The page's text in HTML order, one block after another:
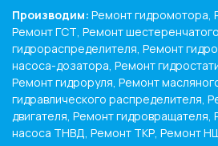
Производим: Ремонт гидромотора,
Ремонт ГСТ, Ремонт
гидрораспределителя, Ремонт
насоса-дозатора, Ремонт
Ремонт гидроруля, Ремонт
гидравлического распределителя,
двигателя, Ремонт гидровращателя,
насоса ТНВД, Ремонт ТКР, Ремонт